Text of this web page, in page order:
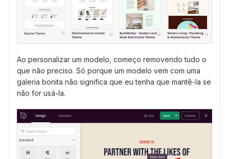
Ao personalizar um modelo, começo removendo tudo o
que não preciso. Só porque um modelo vem com uma
galeria bonita não significa que eu tenha que mantê-la se
não for usá-la.